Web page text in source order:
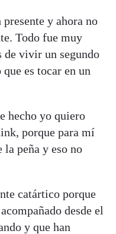
y ahora no
Todo fue muy
de vivir un segundo
es tocar en un
hecho yo quiero
porque para mí
peña y eso no
catártico porque
desde el
y que han